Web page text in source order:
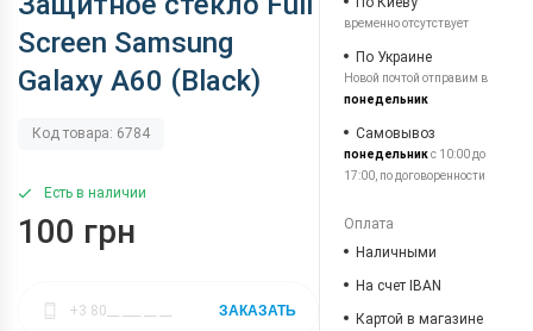
Screen Samsung
Galaxy A60 (Black)
Код товара: 6784
Есть в наличии
100 грн
ЗАКАЗАТЬ
временно отсутствует
По Украине
Новой почтой отправим в
понедельник
Самовывоз
понедельникс 10:00 до
17:00, по договоренности
Оплата
Наличными
На счет IBAN
Картой в магазине